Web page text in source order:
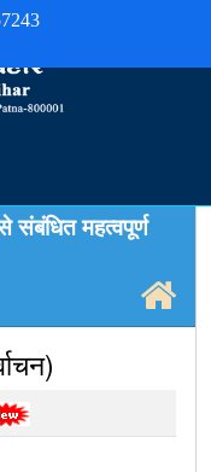
संबंधित महत्वपूर्ण